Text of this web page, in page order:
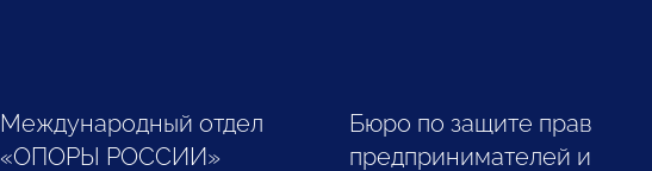
Международный отдел
«ОПОРЫ РОССИИ»
Бюро по защите прав
предпринимателей и